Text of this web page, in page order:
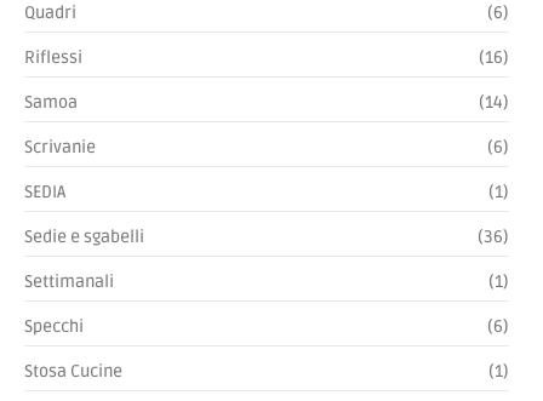
Quadri (6)
Riflessi (16)
Samoa (14)
Scrivanie (6)
SEDIA (1)
Sedie e sgabelli (36)
Settimanali (1)
Specchi (6)
Stosa Cucine (1)